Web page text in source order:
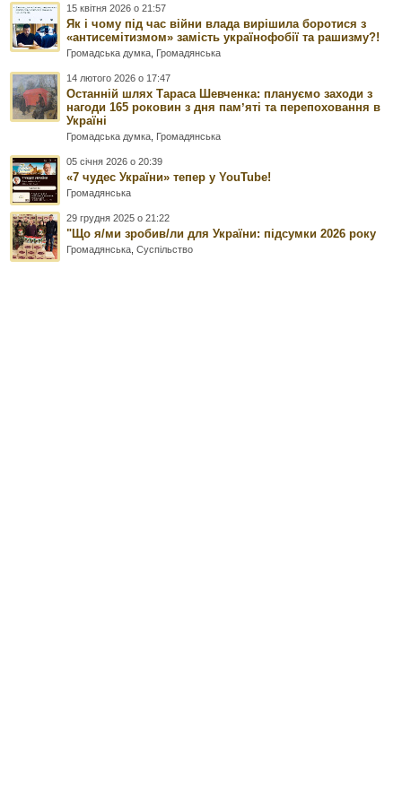
15 квітня 2026 о 21:57
Як і чому під час війни влада вирішила боротися з
«антисемітизмом» замість українофобії та рашизму?!
Громадська думка Громадянська
14 лютого 2026 о 17:47
Останній шлях Тараса Шевченка: плануємо заходи з
нагоди 165 роковин з дня памʼяті та перепоховання в
Україні
Громадська думка Громадянська
05 січня 2026 о 20:39
«7 чудес України» тепер у YouTube!
Громадянська
29 грудня 2025 о 21:22
"Що я/ми зробив/ли для України: підсумки 2026 року
Громадянська ,Суспільство